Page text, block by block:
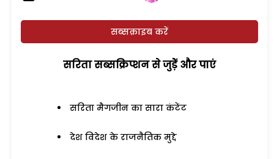
सब्सक्राइब करें
सरिता सब्सक्रिप्शन से जुड़ेें और पाएं
सरिता मैगजीन का सारा कंटेंट
देश विदेश के राजनैतिक मुद्दे